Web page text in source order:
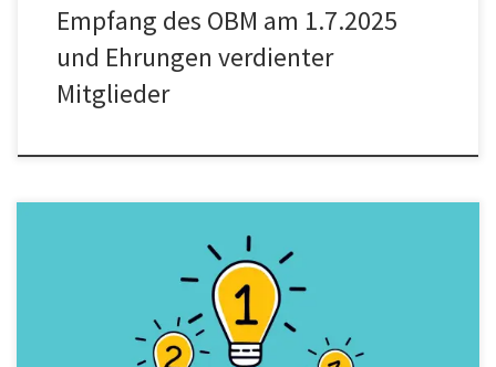
Empfang des OBM am 1.7.2025
und Ehrungen verdienter
Mitglieder
Liebe Nürnbergerinnen und Nürnberger, Seit Mai 2024 arbeiten
wir als Stadt Nürnberg an unserem Klimaschutzkonzept – Es soll als
Fahrplan für ein klimaneutrales Nürnberg dienen und das Ziel
Bayerns, bis 2045 klimaneutral zu werden, umsetzen. Dabei hat